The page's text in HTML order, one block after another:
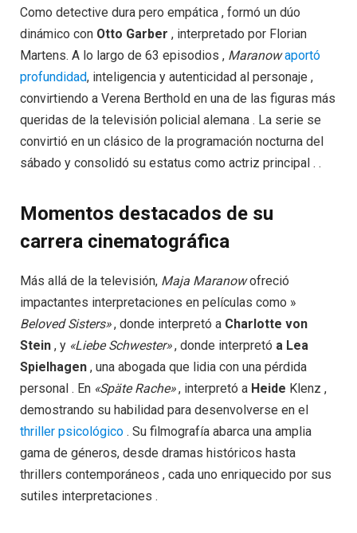
Como detective dura pero empática , formó un dúo
dinámico con Otto Garber , interpretado por Florian
Martens. A lo largo de 63 episodios , Maranow aportó
profundidad, inteligencia y autenticidad al personaje ,
convirtiendo a Verena Berthold en una de las figuras más
queridas de la televisión policial alemana . La serie se
convirtió en un clásico de la programación nocturna del
sábado y consolidó su estatus como actriz principal . .
Momentos destacados de su
carrera cinematográfica
Más allá de la televisión, Maja Maranowofreció
impactantes interpretaciones en películas como »
Beloved Sisters», donde interpretó a Charlotte von
Stein , y «Liebe Schwester», donde interpretó a Lea
Spielhagen , una abogada que lidia con una pérdida
personal . En «Späte Rache», interpretó a Heide Klenz ,
demostrando su habilidad para desenvolverse en el
thriller psicológico . Su filmografía abarca una amplia
gama de géneros, desde dramas históricos hasta
thrillers contemporáneos , cada uno enriquecido por sus
sutiles interpretaciones .